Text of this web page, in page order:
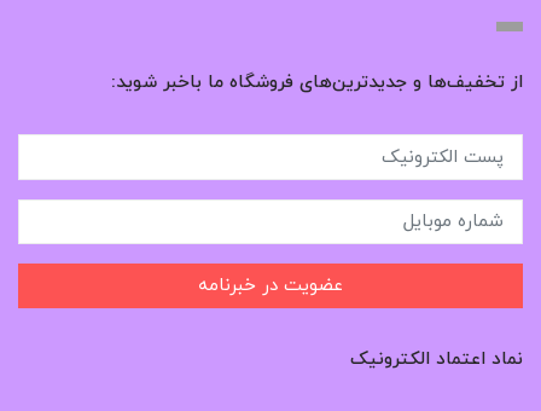
از تخفیف‌ها و جدیدترین‌های فروشگاه ما باخبر شوید:
عضویت در خبرنامه
نماد اعتماد الکترونیک